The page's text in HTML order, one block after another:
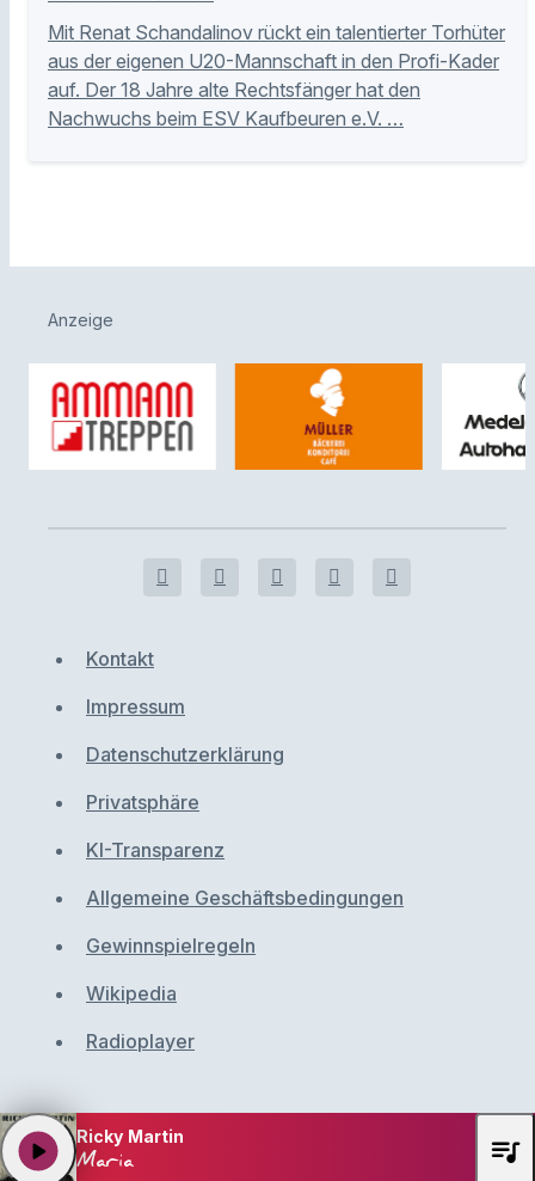
Mit Renat Schandalinov rückt ein talentierter Torhüter
aus der eigenen U20-Mannschaft in den Profi-Kader
auf. Der 18 Jahre alte Rechtsfänger hat den
Nachwuchs beim ESV Kaufbeuren e.V. …
Anzeige
Kontakt
Impressum
Datenschutzerklärung
Privatsphäre
KI-Transparenz
Allgemeine Geschäftsbedingungen
Gewinnspielregeln
Wikipedia
Radioplayer
Ricky Martin
Maria
play_arrow queue_music